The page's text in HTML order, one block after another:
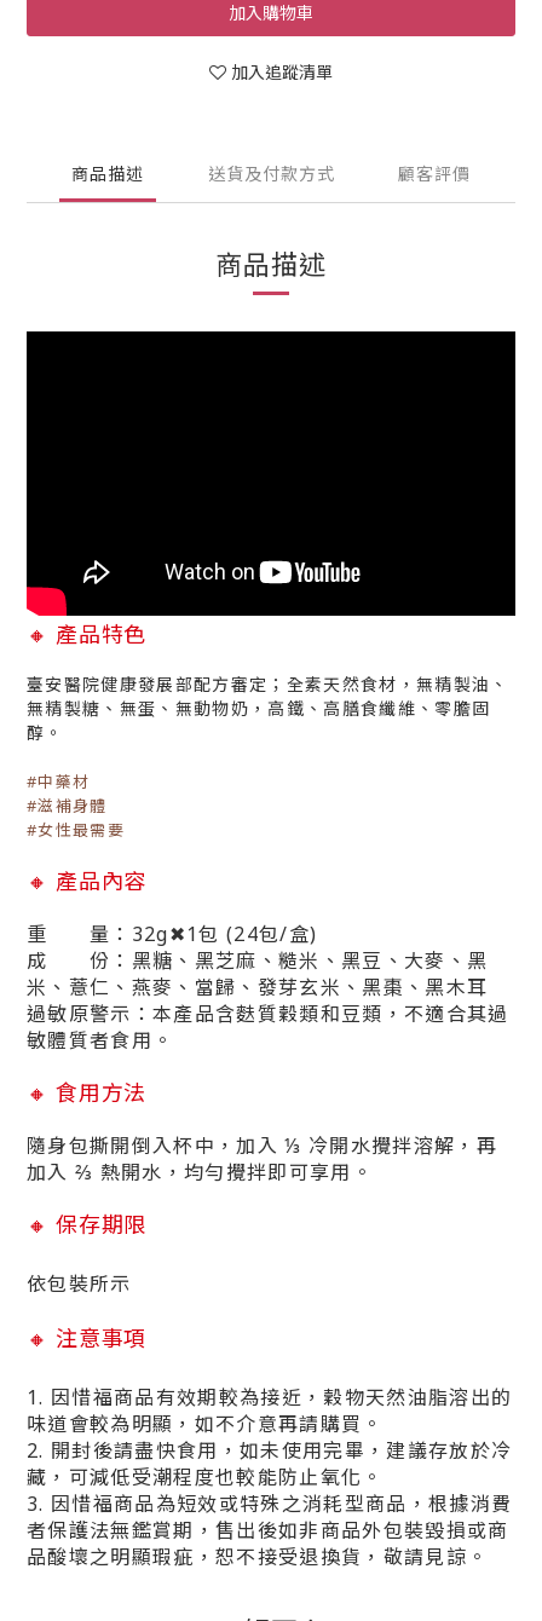
加入購物車
加入追蹤清單
商品描述 送貨及付款方式 顧客評價
商品描述
🔸 產品特色
臺安醫院健康發展部配方審定；全素天然食材，無精製油、
無精製糖、無蛋、無動物奶，高鐵、高膳食纖維、零膽固
醇。
#中藥材
#滋補身體
#女性最需要
🔸 產品內容
重 量：32g✖1包 (24包/盒)
成 份：黑糖、黑芝麻、糙米、黑豆、大麥、黑
米、薏仁、燕麥、當歸、發芽玄米、黑棗、黑木耳
過敏原警示：本產品含麩質穀類和豆類，不適合其過
敏體質者食用。
🔸食用方法
隨身包撕開倒入杯中，加入 ⅓ 冷開水攪拌溶解，再
加入 ⅔ 熱開水，均勻攪拌即可享用。
🔸保存期限
依包裝所示
🔸 注意事項
1. 因惜福商品有效期較為接近，穀物天然油脂溶出的
味道會較為明顯，如不介意再請購買。
2. 開封後請盡快食用，如未使用完畢， 建議存放於冷
藏，可減低受潮程度也較能防止氧化。
3. 因惜福商品為短效或特殊之消耗型商品，根據消費
者保護法無鑑賞期，售出後如非商品外包裝毀損或商
品酸壞之明顯瑕疵，恕不接受退換貨，敬請見諒。